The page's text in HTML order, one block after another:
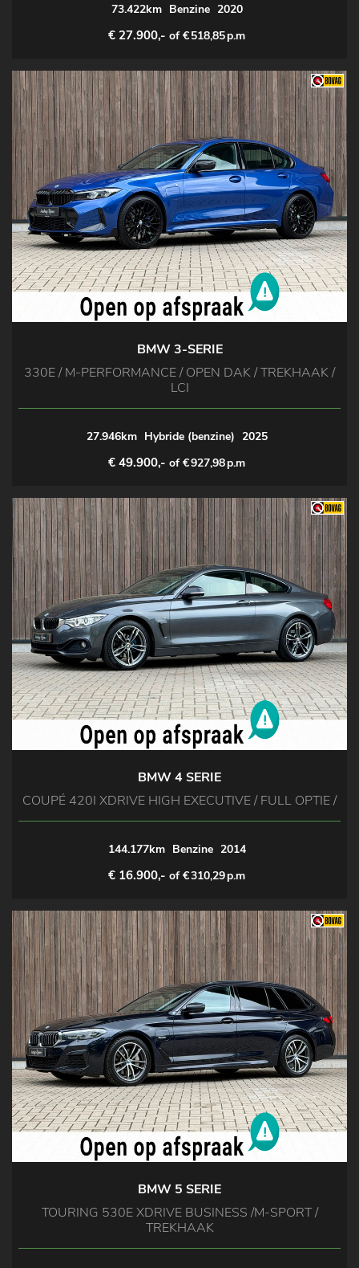
73.422km Benzine 2020
€ 27.900,- of €518,85p.m
BMW 3-SERIE
330E / M-PERFORMANCE / OPEN DAK / TREKHAAK /
LCI
27.946km Hybride (benzine) 2025
€ 49.900,- of €927,98p.m
BMW 4 SERIE
COUPÉ 420I XDRIVE HIGH EXECUTIVE / FULL OPTIE /
144.177km Benzine 2014
€ 16.900,- of €310,29p.m
BMW 5 SERIE
TOURING 530E XDRIVE BUSINESS /M-SPORT /
TREKHAAK